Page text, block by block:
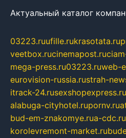
Актуальный каталог
03223.ruufille.rukrasotata.ru
veetbox.rucinemapost.ru
mega-press.ru03223.ruweb-
eurovision-russia.rustrah-
itrack-24.rusexshopexpress.ru
alabuga-cityhotel.rupornv.ru
bud-em-znakomye.rua-cdc.ru
korolevremont-market.ru